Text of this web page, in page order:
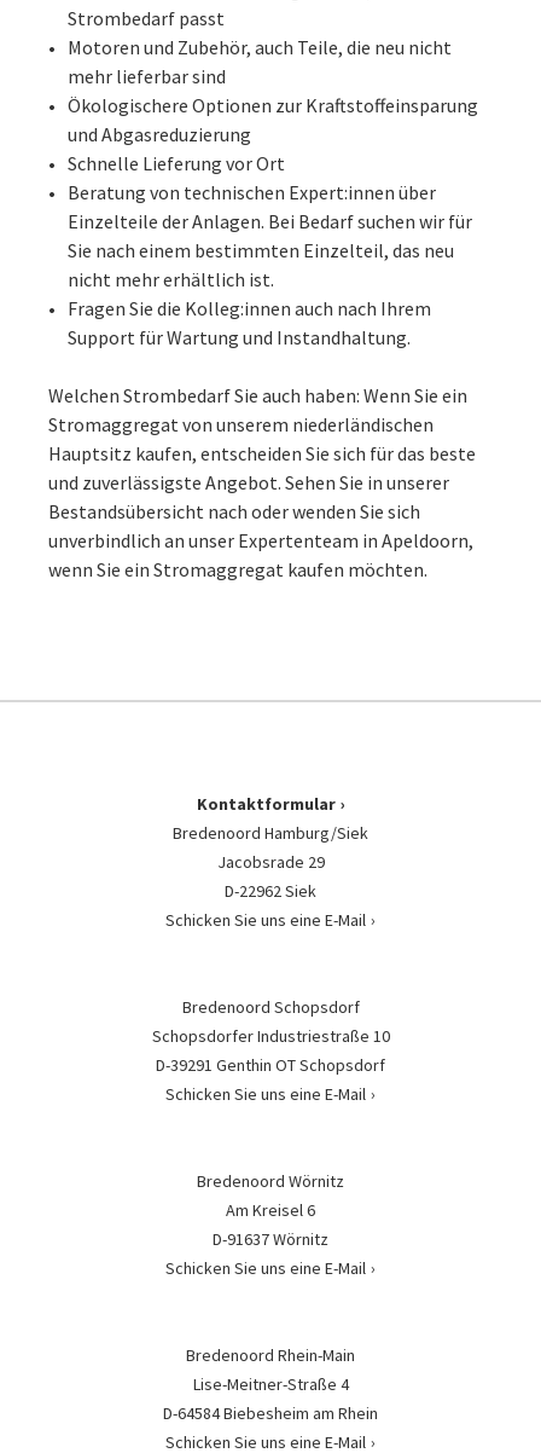
Strombedarf passt
Motoren und Zubehör, auch Teile, die neu nicht
mehr lieferbar sind
Ökologischere Optionen zur Kraftstoffeinsparung
und Abgasreduzierung
Schnelle Lieferung vor Ort
Beratung von technischen Expert:innen über
Einzelteile der Anlagen. Bei Bedarf suchen wir für
Sie nach einem bestimmten Einzelteil, das neu
nicht mehr erhältlich ist.
Fragen Sie die Kolleg:innen auch nach Ihrem
Support für Wartung und Instandhaltung.
Welchen Strombedarf Sie auch haben: Wenn Sie ein
Stromaggregat von unserem niederländischen
Hauptsitz kaufen, entscheiden Sie sich für das beste
und zuverlässigste Angebot. Sehen Sie in unserer
Bestandsübersicht nach oder wenden Sie sich
unverbindlich an unser Expertenteam in Apeldoorn,
wenn Sie ein Stromaggregat kaufen möchten.
Kontaktformular
Bredenoord Hamburg/Siek
Jacobsrade 29
D-22962 Siek
Schicken Sie uns eine E-Mail
Bredenoord Schopsdorf
Schopsdorfer Industriestraße 10
D-39291 Genthin OT Schopsdorf
Schicken Sie uns eine E-Mail
Bredenoord Wörnitz
Am Kreisel 6
D-91637 Wörnitz
Schicken Sie uns eine E-Mail
Bredenoord Rhein-Main
Lise-Meitner-Straße 4
D-64584 Biebesheim am Rhein
Schicken Sie uns eine E-Mail